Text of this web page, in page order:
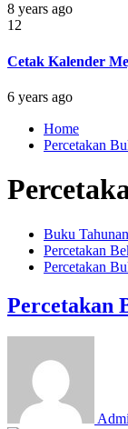
8 years ago
12
Cetak Kalender
6 years ago
Home
Percetakan
Buku Tahunan
Percetakan
Percetakan
Percetakan